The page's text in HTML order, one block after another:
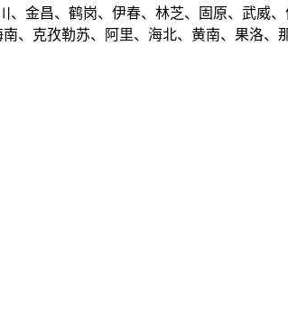
金昌、鹤岗、伊春、林芝、固原、武威
、克孜勒苏、阿里、海北、黄南、果洛、